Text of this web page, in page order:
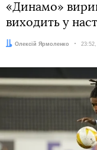
«Динамо»
виходить у
Автор:
Олексій Ярмоленко Дата:
23:52,